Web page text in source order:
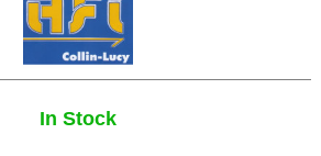
In Stock